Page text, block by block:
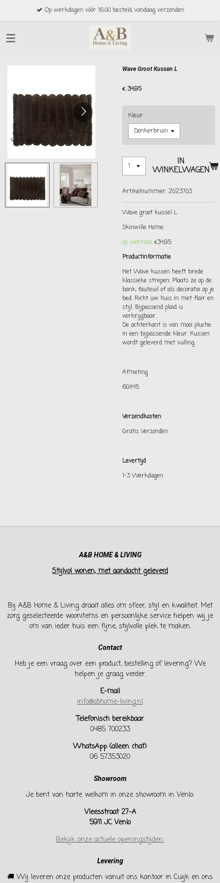
de
hoofdinhoud
Op werkdagen vóór 16:00 besteld, vandaag verzonden
Wave Groot Kussen L
€ 34,95
Kleur
IN
WINKELWAGEN
Artikelnummer: 2023703
Wave groot kussel L
Skinwille Home
op voorraad €34,95
Productinformatie
Het Wave kussen heeft brede
klassieke strepen. Plaats ze op de
bank, fauteuil of als decoratie op je
bed. Richt uw huis in met flair en
stijl. Bijpassend plaid is
verkrijgbaar.
De achterkant is van mooi pluche
in een bijpassende kleur. Kussen
wordt geleverd met vulling
Afmeting
60X45
Verzendkosten
Gratis Verzonden
Levertijd
1-3 Werkdagen
A&B HOME & LIVING
Stijlvol wonen, met aandacht geleverd
Bij A&B Home & Living draait alles om sfeer, stijl en kwaliteit. Met
zorg geselecteerde woonitems en persoonlijke service helpen wij je
om van ieder huis een fijne, stijlvolle plek te maken.
Contact
Heb je een vraag over een product, bestelling of levering? We
helpen je graag verder.
E-mail
info@abhome-living.nl
Telefonisch bereikbaar
0485 700233
WhatsApp (alleen chat)
06 57353020
Showroom
Je bent van harte welkom in onze showroom in Venlo:
Vleesstraat 27-A
5911 JC Venlo
Bekijk onze actuele openingstijden.
Levering
🚚 Wij leveren onze producten vanuit ons kantoor in Cuijk en ons